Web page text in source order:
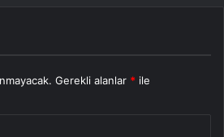
Gerekli alanlar * ile